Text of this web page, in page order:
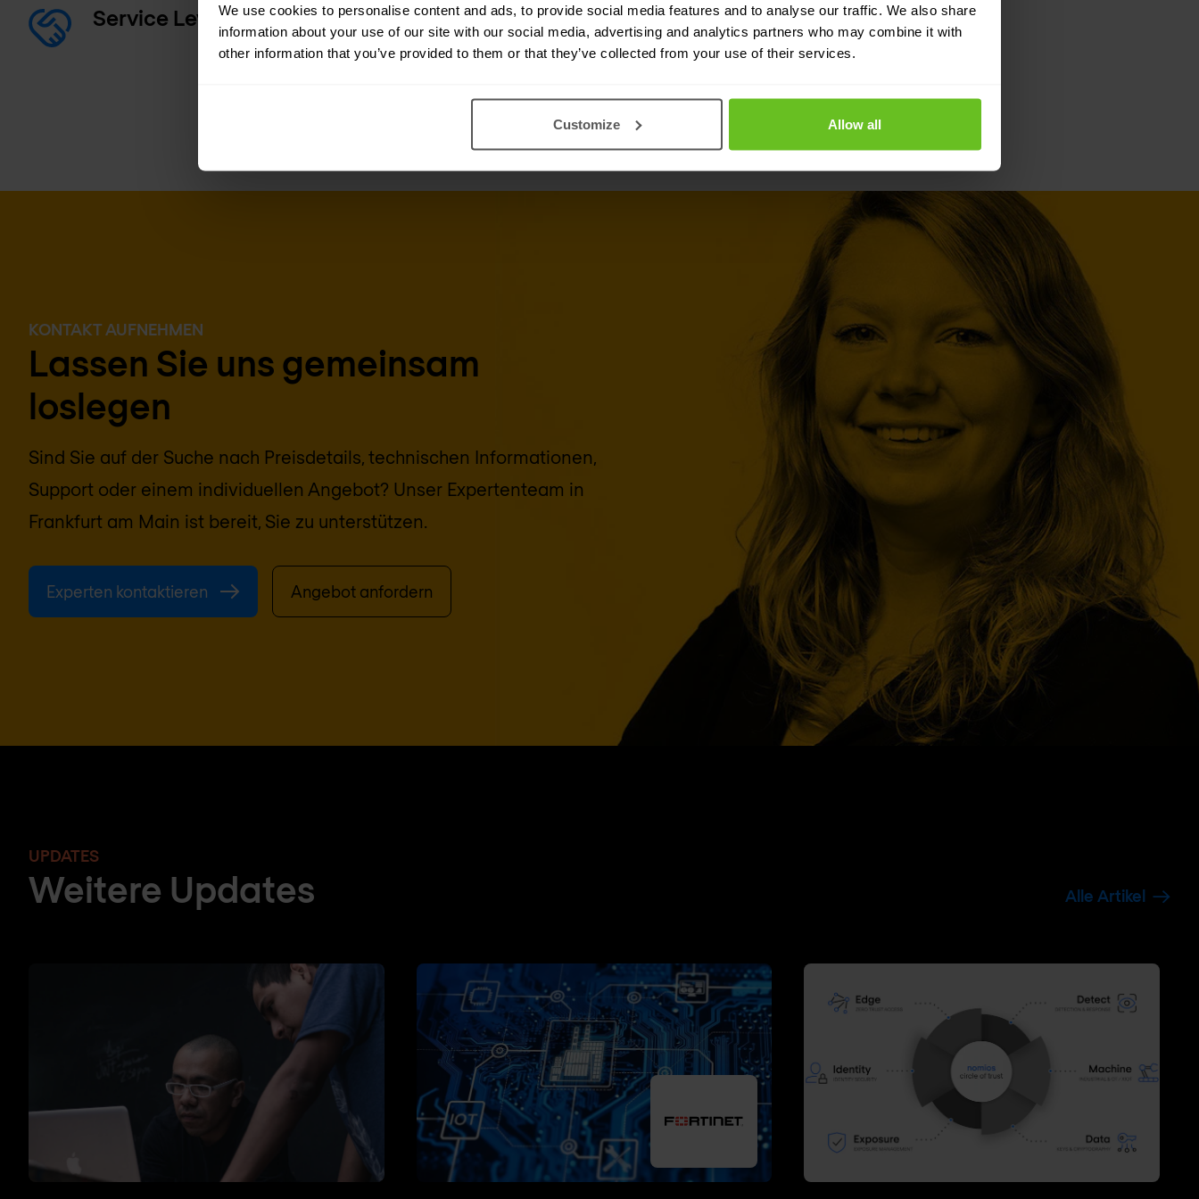
We use cookies to personalise content and ads, to provide social media features and to analyse our traffic. We also share
information about your use of our site with our social media, advertising and analytics partners who may combine it with
other information that you’ve provided to them or that they’ve collected from your use of their services.
Customize Allow all
Service Level Agreement (SLA)
KONTAKT AUFNEHMEN
Lassen Sie uns gemeinsam
loslegen
Sind Sie auf der Suche nach Preisdetails, technischen Informationen,
Support oder einem individuellen Angebot? Unser Expertenteam in
Frankfurt am Main ist bereit, Sie zu unterstützen.
Experten kontaktieren Angebot anfordern
UPDATES
Weitere Updates Alle Artikel